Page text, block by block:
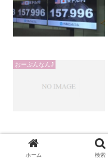
おーぷんなんJ
talkニュー速＋
ホーム 検索